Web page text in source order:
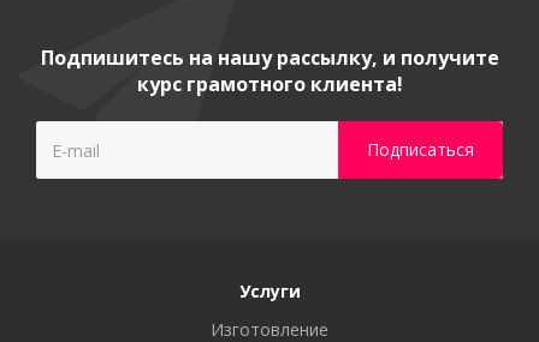
Подпишитесь на нашу рассылку, и получите
курс грамотного клиента!
Услуги
Изготовление